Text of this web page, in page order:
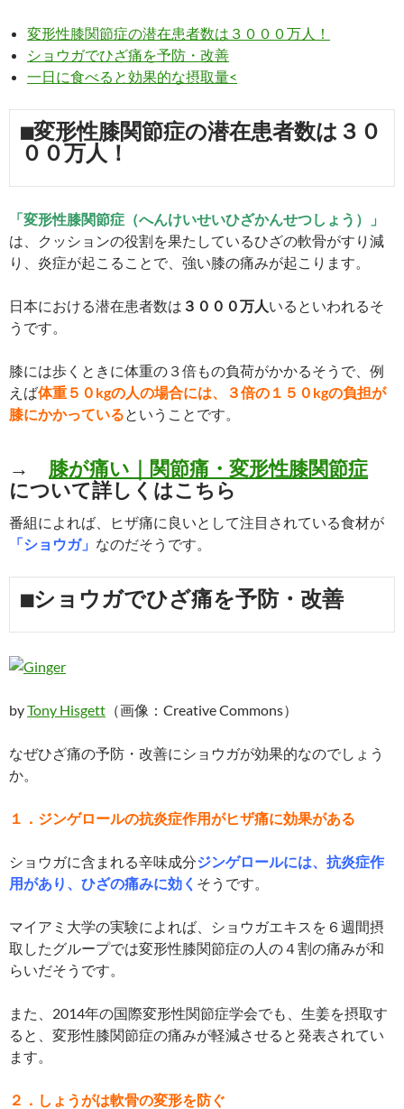
変形性膝関節症の潜在患者数は３０００万人！
ショウガでひざ痛を予防・改善
一日に食べると効果的な摂取量<
■変形性膝関節症の潜在患者数は３０
００万人！
「変形性膝関節症（へんけいせいひざかんせつしょう）」
は、クッションの役割を果たしているひざの軟骨がすり減
り、炎症が起こることで、強い膝の痛みが起こります。
日本における潜在患者数は ３０００万人いるといわれるそ
うです。
膝には歩くときに体重の３倍もの負荷がかかるそうで、例
えば体重５０kgの人の場合には、３倍の１５０kgの負担が
膝にかかっているということです。
→ 膝が痛い｜関節痛・変形性膝関節症
について詳しくはこちら
番組によれば、ヒザ痛に良いとして注目されている食材が
「ショウガ」 なのだそうです。
■ショウガでひざ痛を予防・改善
byTony Hisgett （画像：Creative Commons）
なぜひざ痛の予防・改善にショウガが効果的なのでしょう
か。
１．ジンゲロールの抗炎症作用がヒザ痛に効果がある
ショウガに含まれる辛味成分ジンゲロールには、抗炎症作
用があり、ひざの痛みに効く そうです。
マイアミ大学の実験によれば、ショウガエキスを６週間摂
取したグループでは変形性膝関節症の人の４割の痛みが和
らいだそうです。
また、2014年の国際変形性関節症学会でも、生姜を摂取す
ると、変形性膝関節症の痛みが軽減させると発表されてい
ます。
２．しょうがは軟骨の変形を防ぐ